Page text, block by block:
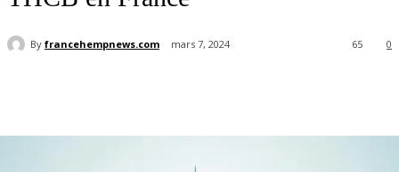
By francehempnews.com mars 7, 2024 0
65